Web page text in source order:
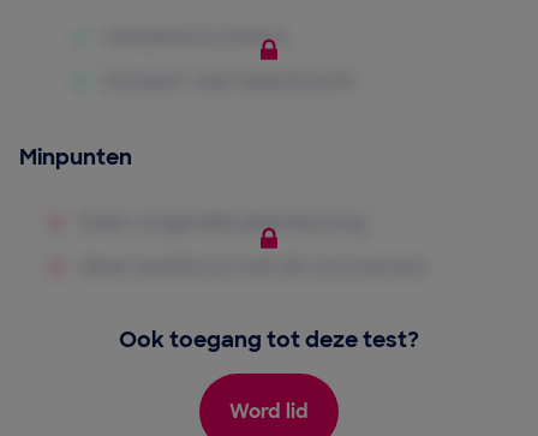
Minpunten
Ook toegang tot deze test?
Word lid